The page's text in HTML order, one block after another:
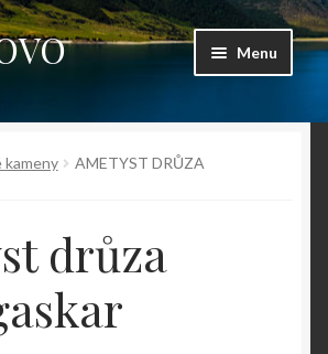
Menu
kameny
AMETYST DRŮZA
drůza